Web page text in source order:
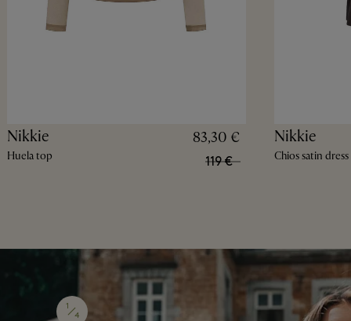
Nikkie
Huela top
83,30 €
119 €
Nikkie
Chios satin dress
1
4